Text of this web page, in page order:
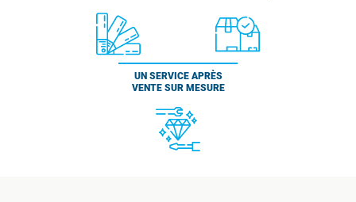
UN SERVICE APRÈS
VENTE SUR MESURE